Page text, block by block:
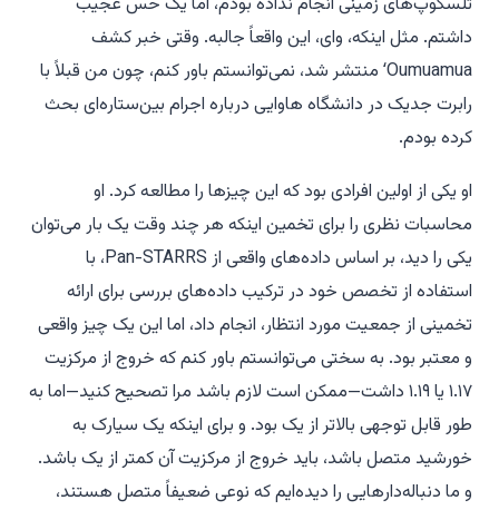
داشتم. مثل اینکه، وای، این واقعاً جالبه. وقتی خبر کشف
ʻOumuamua منتشر شد، نمی‌توانستم باور کنم، چون من قبلاً با
رابرت جدیک در دانشگاه هاوایی درباره اجرام بین‌ستاره‌ای بحث
کرده بودم.
او یکی از اولین افرادی بود که این چیزها را مطالعه کرد. او
محاسبات نظری را برای تخمین اینکه هر چند وقت یک بار می‌توان
یکی را دید، بر اساس داده‌های واقعی از Pan-STARRS، با
استفاده از تخصص خود در ترکیب داده‌های بررسی برای ارائه
تخمینی از جمعیت مورد انتظار، انجام داد، اما این یک چیز واقعی
و معتبر بود. به سختی می‌توانستم باور کنم که خروج از مرکزیت
۱.۱۷ یا ۱.۱۹ داشت—ممکن است لازم باشد مرا تصحیح کنید—اما به
طور قابل توجهی بالاتر از یک بود. و برای اینکه یک سیارک به
خورشید متصل باشد، باید خروج از مرکزیت آن کمتر از یک باشد.
و ما دنباله‌دارهایی را دیده‌ایم که نوعی ضعیفاً متصل هستند،